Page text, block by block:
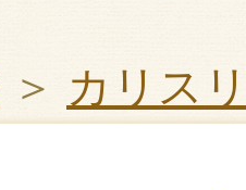
＞ カリス